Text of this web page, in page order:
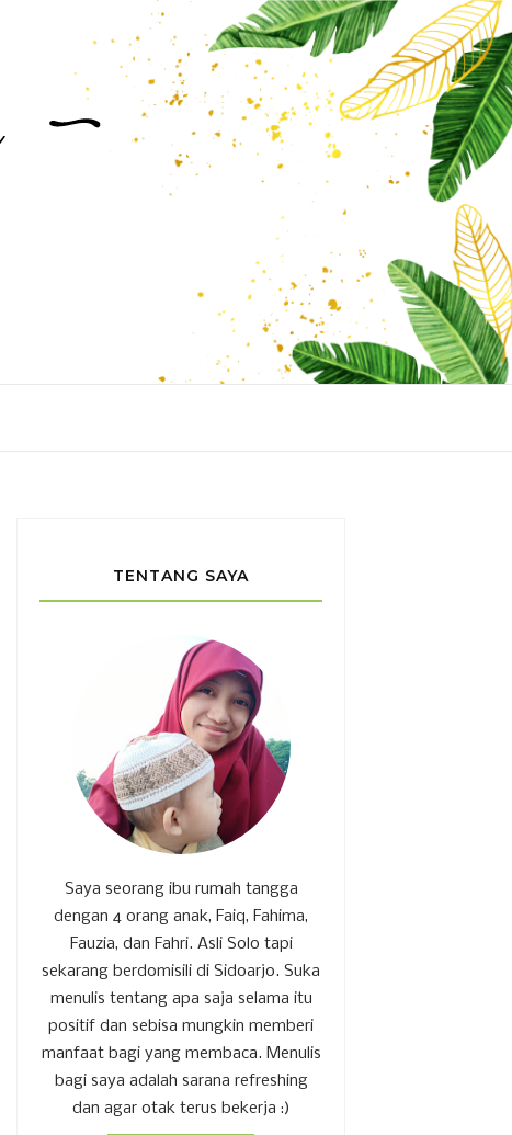
TENTANG SAYA
Saya seorang ibu rumah tangga
dengan 4 orang anak, Faiq, Fahima,
Fauzia, dan Fahri. Asli Solo tapi
sekarang berdomisili di Sidoarjo. Suka
menulis tentang apa saja selama itu
positif dan sebisa mungkin memberi
manfaat bagi yang membaca. Menulis
bagi saya adalah sarana refreshing
dan agar otak terus bekerja :)